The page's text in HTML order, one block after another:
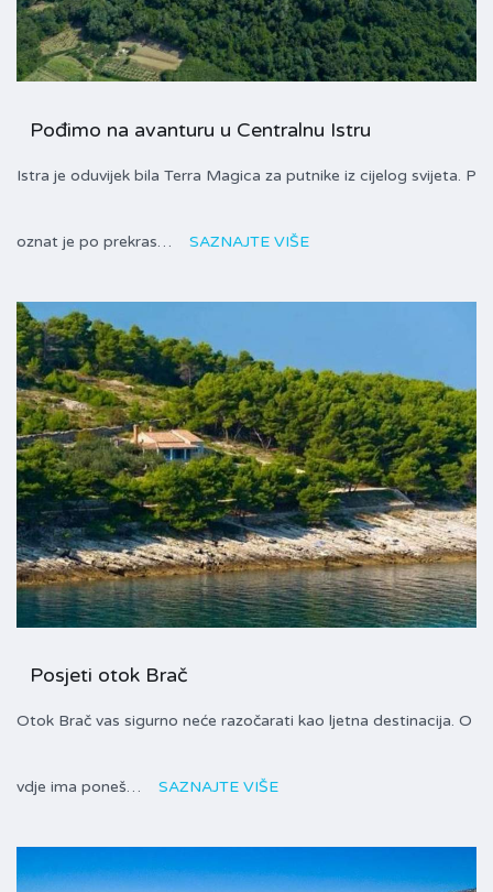
Pođimo na avanturu u Centralnu Istru
Istra je oduvijek bila Terra Magica za putnike iz cijelog svijeta. P
oznat je po prekras… SAZNAJTE VIŠE
Posjeti otok Brač
Otok Brač vas sigurno neće razočarati kao ljetna destinacija. O
vdje ima poneš… SAZNAJTE VIŠE